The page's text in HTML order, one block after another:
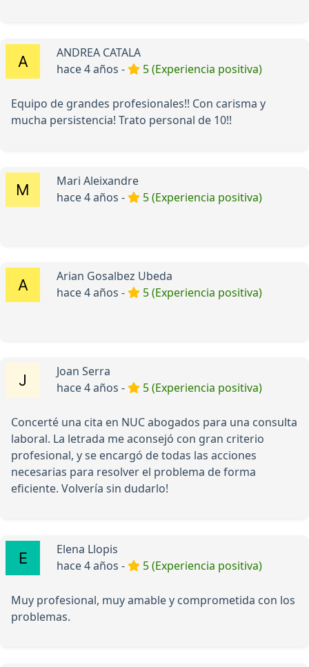
ANDREA CATALA
hace 4 años -
5 (Experiencia positiva)
Equipo de grandes profesionales!! Con carisma y
mucha persistencia! Trato personal de 10!!
Mari Aleixandre
hace 4 años -
5 (Experiencia positiva)
Arian Gosalbez Ubeda
hace 4 años -
5 (Experiencia positiva)
Joan Serra
hace 4 años -
5 (Experiencia positiva)
Concerté una cita en NUC abogados para una consulta
laboral. La letrada me aconsejó con gran criterio
profesional, y se encargó de todas las acciones
necesarias para resolver el problema de forma
eficiente. Volvería sin dudarlo!
Elena Llopis
hace 4 años -
5 (Experiencia positiva)
Muy profesional, muy amable y comprometida con los
problemas.